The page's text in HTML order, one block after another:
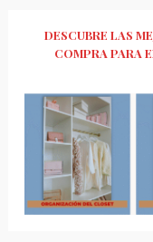
DESCUBRE LAS
COMPRA PARA